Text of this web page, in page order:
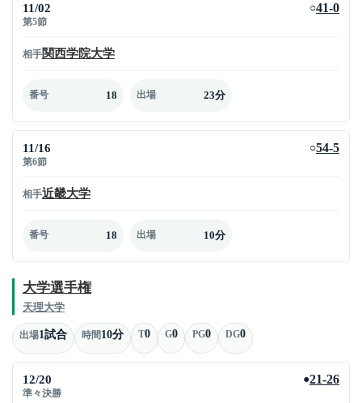
11/02
第5節
○41-0
相手関西学院大学
番号 18 出場 23分
11/16
第6節
○54-5
相手近畿大学
番号 18 出場 10分
大学選手権
天理大学
出場1試合 時間10分 T0 G0 PG0 DG0
12/20
準々決勝
●21-26